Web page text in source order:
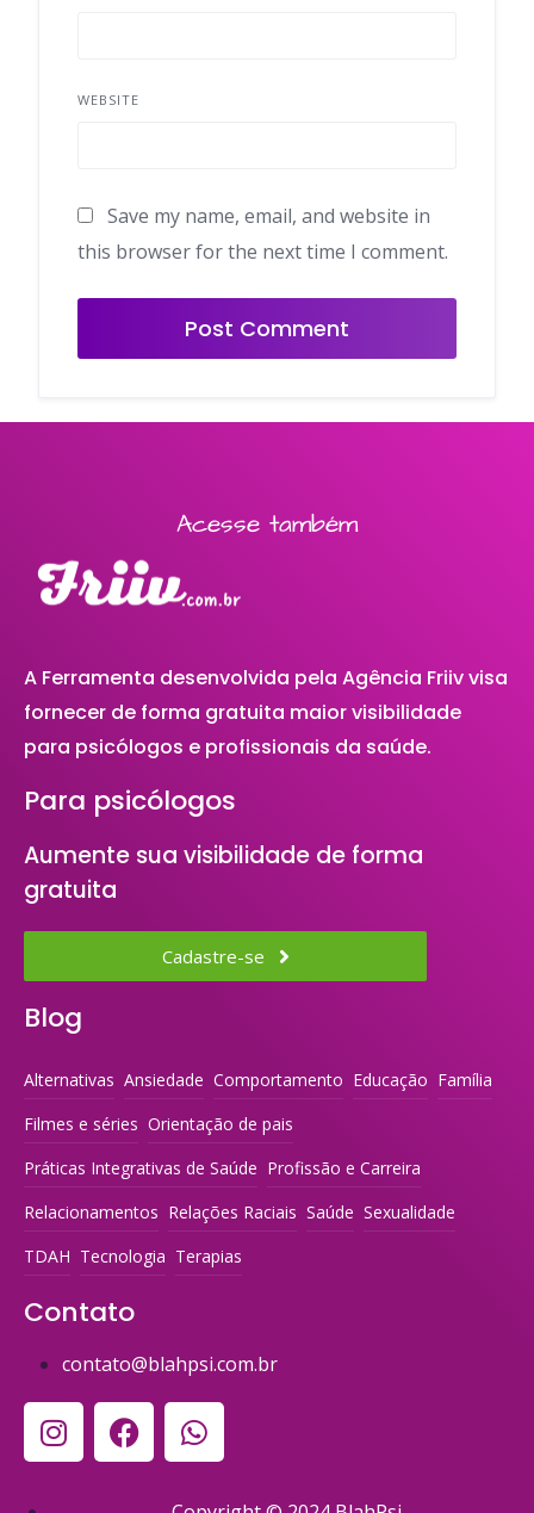
WEBSITE
Save my name, email, and website in
this browser for the next time I comment.
Acesse também
A Ferramenta desenvolvida pela Agência Friiv visa
fornecer de forma gratuita maior visibilidade
para psicólogos e profissionais da saúde.
Para psicólogos
Aumente sua visibilidade de forma
gratuita
Cadastre-se
Blog
Alternativas Ansiedade Comportamento Educação Família
Filmes e séries Orientação de pais
Práticas Integrativas de Saúde Profissão e Carreira
Relacionamentos Relações Raciais Saúde Sexualidade
TDAH Tecnologia Terapias
Contato
contato@blahpsi.com.br